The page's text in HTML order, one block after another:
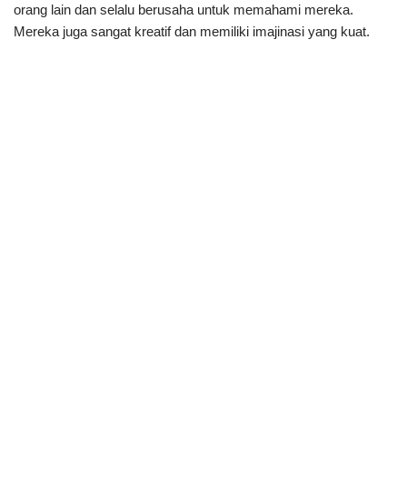
orang lain dan selalu berusaha untuk memahami mereka.
Mereka juga sangat kreatif dan memiliki imajinasi yang kuat.